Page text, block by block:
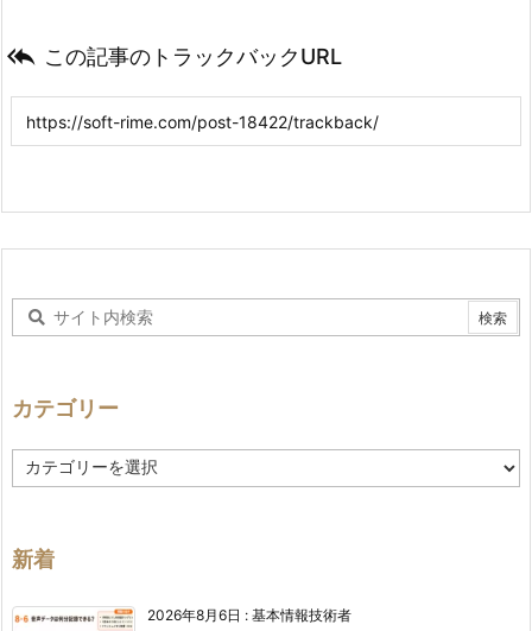
 この記事のトラックバックURL
カテゴリー
テ
ー
新着
2026年8月6日 : 基本情報技術者